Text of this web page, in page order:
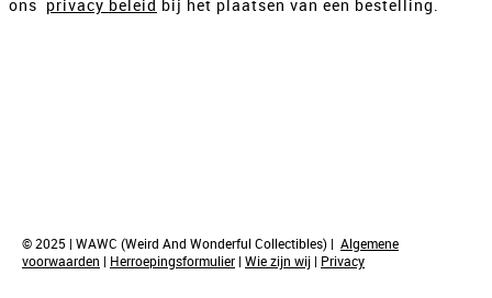
ons privacy beleid bij het plaatsen van een bestelling.
© 2025 | WAWC (Weird And Wonderful Collectibles) | Algemene
voorwaarden | Herroepingsformulier | Wie zijn wij | Privacy